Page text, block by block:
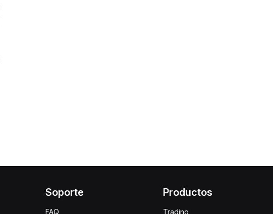
Soporte
FAQ
Productos
Trading